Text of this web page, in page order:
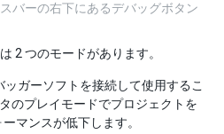
バーの右下にあるデバッグボタン
2 つのモードがあります。
ッガーソフトを接続して使用するこ
のプレイモードでプロジェクトを
マンスが低下します。